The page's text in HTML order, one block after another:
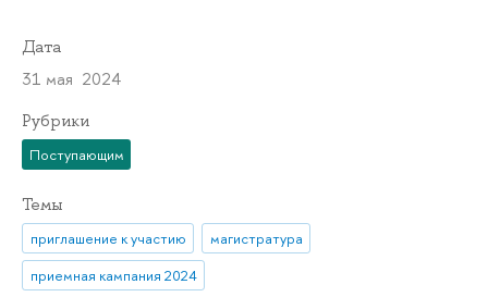
Дата
31 мая 2024
Рубрики
Поступающим
Темы
приглашение к участию
магистратура
приемная кампания 2024